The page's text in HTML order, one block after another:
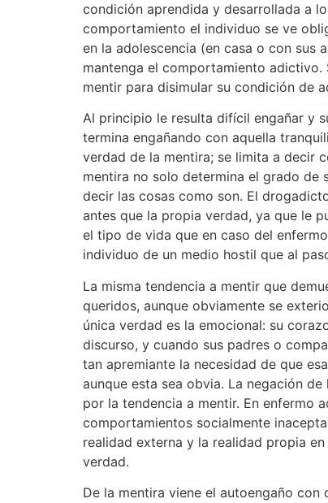
condición aprendida y desarrollada a
comportamiento el individuo se ve
en la adolescencia (en casa o con
mantenga el comportamiento
mentir para disimular su condición de
Al principio le resulta difícil engañar y
termina engañando con aquella
verdad de la mentira; se limita a decir
mentira no solo determina el grado de
decir las cosas como son. El
antes que la propia verdad, ya que le
el tipo de vida que en caso del
individuo de un medio hostil que al
La misma tendencia a mentir que
queridos, aunque obviamente se
única verdad es la emocional: su
discurso, y cuando sus padres o
tan apremiante la necesidad de que
aunque esta sea obvia. La negación
por la tendencia a mentir. En enfermo
comportamientos socialmente
realidad externa y la realidad propia
verdad.
De la mentira viene el autoengaño